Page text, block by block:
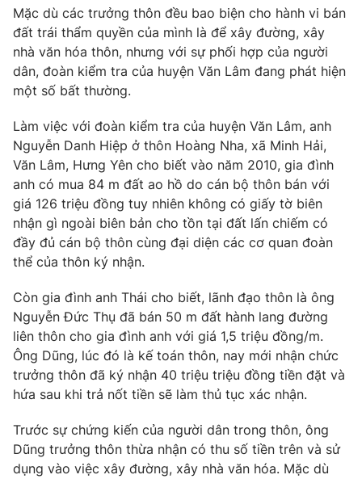
Hậu trường
Nhân vật
Khán giả
Điện ảnh
Âm nhạc
Sao
Đời sống
Du lịch
Làm đẹp
Chất lượng cuộc sống
Giáo dục
Tuyển sinh
Học trực tuyến
Công nghệ
Hitech Công nghệ tương lai
Sản phẩm
Thị trường
Tư vấn
Giao lưu trực tuyến
Lịch phát sóng
Emagazine Podcast
Photo Infographic
VTV Money VTV Thể thao
Mặc dù các trưởng thôn đều bao biện cho hành vi bán
đất trái thẩm quyền của mình là để xây đường, xây
nhà văn hóa thôn, nhưng với sự phối hợp của người
dân, đoàn kiểm tra của huyện Văn Lâm đang phát hiện
một số bất thường.
Làm việc với đoàn kiểm tra của huyện Văn Lâm, anh
Nguyễn Danh Hiệp ở thôn Hoàng Nha, xã Minh Hải,
Văn Lâm, Hưng Yên cho biết vào năm 2010, gia đình
anh có mua 84 m đất ao hồ do cán bộ thôn bán với
giá 126 triệu đồng tuy nhiên không có giấy tờ biên
nhận gì ngoài biên bản cho tồn tại đất lấn chiếm có
đầy đủ cán bộ thôn cùng đại diện các cơ quan đoàn
thể của thôn ký nhận.
Còn gia đình anh Thái cho biết, lãnh đạo thôn là ông
Nguyễn Đức Thụ đã bán 50 m đất hành lang đường
liên thôn cho gia đình anh với giá 1,5 triệu đồng/m.
Ông Dũng, lúc đó là kế toán thôn, nay mới nhận chức
trưởng thôn đã ký nhận 40 triệu triệu đồng tiền đặt và
hứa sau khi trả nốt tiền sẽ làm thủ tục xác nhận.
Trước sự chứng kiến của người dân trong thôn, ông
Dũng trưởng thôn thừa nhận có thu số tiền trên và sử
dụng vào việc xây đường, xây nhà văn hóa. Mặc dù